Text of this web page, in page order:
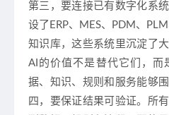
第三，要连接已有数字化系
设了ERP、MES、PDM、
知识库，这些系统里沉淀了
AI的价值不是替代它们，而
据、知识、规则和服务能够
四，要保证结果可验证。所